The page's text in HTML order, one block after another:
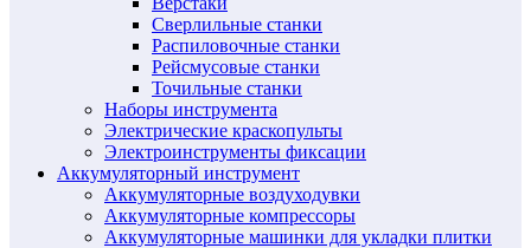
Сверлильные станки
Распиловочные станки
Рейсмусовые станки
Точильные станки
Наборы инструмента
Электрические краскопульты
Электроинструменты фиксации
Аккумуляторный инструмент
Аккумуляторные воздуходувки
Аккумуляторные компрессоры
Аккумуляторные машинки для укладки плитки